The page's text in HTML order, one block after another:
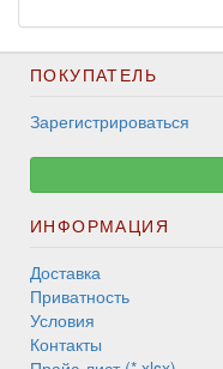
ПОКУПАТЕЛЬ
Зарегистрироваться
ИНФОРМАЦИЯ
Доставка
Приватность
Условия
Контакты